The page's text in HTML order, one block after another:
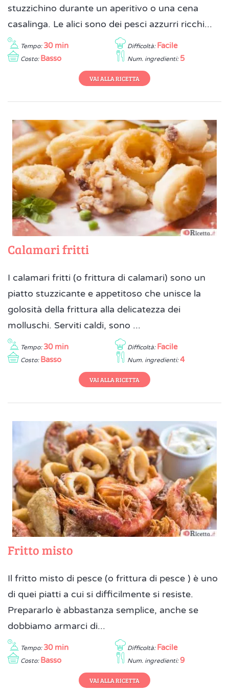
stuzzichino durante un aperitivo o una cena
casalinga. Le alici sono dei pesci azzurri ricchi...
Tempo: 30 min Difficoltà: Facile
Costo: Basso Num. ingredienti: 5
VAI ALLA RICETTA
Calamari fritti
I calamari fritti (o frittura di calamari) sono un
piatto stuzzicante e appetitoso che unisce la
golosità della frittura alla delicatezza dei
molluschi. Serviti caldi, sono ...
Tempo: 30 min Difficoltà: Facile
Costo: Basso Num. ingredienti: 4
VAI ALLA RICETTA
Fritto misto
Il fritto misto di pesce (o frittura di pesce ) è uno
di quei piatti a cui si difficilmente si resiste.
Prepararlo è abbastanza semplice, anche se
dobbiamo armarci di...
Tempo: 30 min Difficoltà: Facile
Costo: Basso Num. ingredienti: 9
VAI ALLA RICETTA